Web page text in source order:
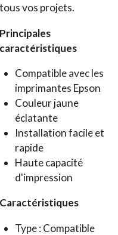
tous vos projets.
Principales
caractéristiques
Compatible avec les
imprimantes Epson
Couleur jaune
éclatante
Installation facile et
rapide
Haute capacité
d'impression
Caractéristiques
Type : Compatible